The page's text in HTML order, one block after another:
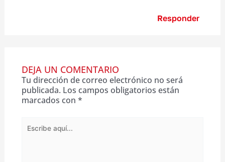
Responder
DEJA UN COMENTARIO
Tu dirección de correo electrónico no será
publicada. Los campos obligatorios están
marcados con *
aquí...